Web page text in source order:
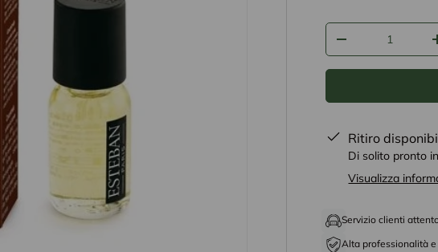
Q.tà
-
Ritiro
Di solito pronto
Visualizza
Servizio clienti
Alta professionalità